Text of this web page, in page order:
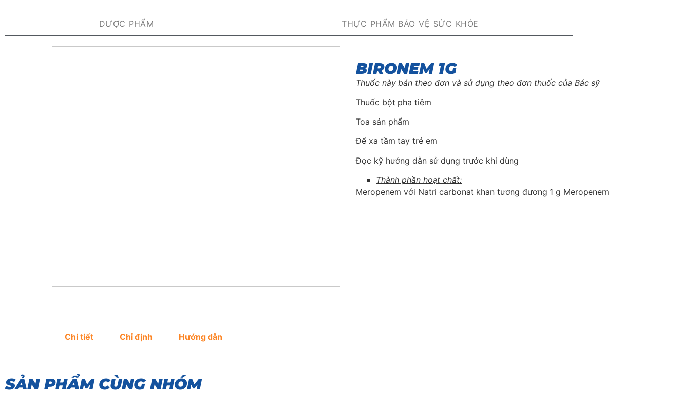
DƯỢC PHẨM THỰC PHẨM BẢO VỆ SỨC KHỎE
BIRONEM 1G
Thuốc này bán theo đơn và sử dụng theo đơn thuốc của Bác sỹ
Thuốc bột pha tiêm
Toa sản phẩm
Để xa tầm tay trẻ em
Đọc kỹ hướng dẫn sử dụng trước khi dùng
Thành phần hoạt chất:
Meropenem với Natri carbonat khan tương đương 1 g Meropenem
Chi tiết Chỉ định Hướng dẫn
SẢN PHẨM CÙNG NHÓM